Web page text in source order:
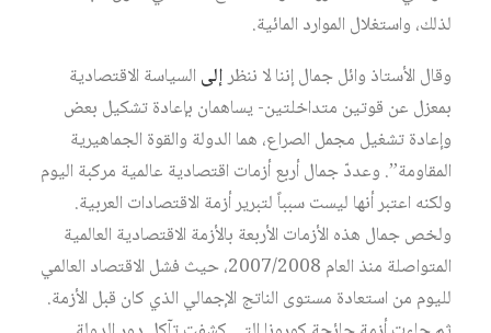
لذلك، واستغلال الموارد المائية.
وقال الأستاذ وائل جمال إننا لا ننظرإلى السياسة الاقتصادية
بمعزل عن قوتين متداخلتين- يساهمان بإعادة تشكيل بعض
وإعادة تشغيل مجمل الصراع، هما الدولة والقوة الجماهيرية
المقاومة”. وعددّ جمال أربع أزمات اقتصادية عالمية مركبة اليوم
ولكنه اعتبر أنها ليست سبباً لتبرير أزمة الاقتصادات العربية.
ولخص جمال هذه الأزمات الأربعة بالأزمة الاقتصادية العالمية
المتواصلة منذ العام 2007/2008، حيث فشل الاقتصاد العالمي
لليوم من استعادة مستوى الناتج الإجمالي الذي كان قبل الأزمة.